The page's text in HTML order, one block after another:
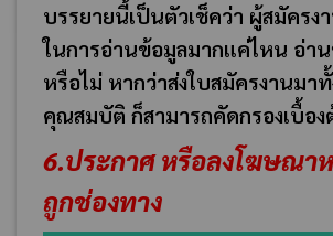
บรรยายนี้เป็นตัวเช็คว่า ผู้สมัครง
ในการอ่านข้อมูลมากแค่ไหน อ่า
หรือไม่ หากว่าส่งใบสมัครงานมา
คุณสมบัติ ก็สามารถคัดกรองเบื้อง
6.ประกาศ หรือลงโฆษณา
ถูกช่องทาง